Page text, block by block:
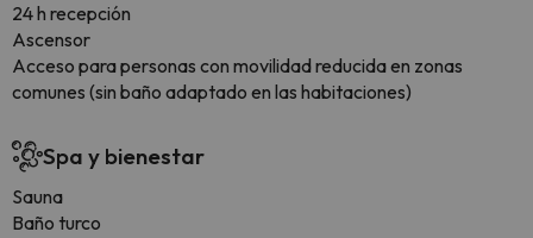
24 h recepción
Ascensor
Acceso para personas con movilidad reducida en zonas
comunes (sin baño adaptado en las habitaciones)
Spa y bienestar
Sauna
Baño turco